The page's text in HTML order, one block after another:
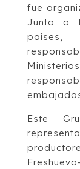
fue
Junto a
Este